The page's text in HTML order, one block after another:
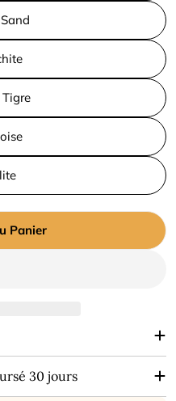
Panier
30 jours